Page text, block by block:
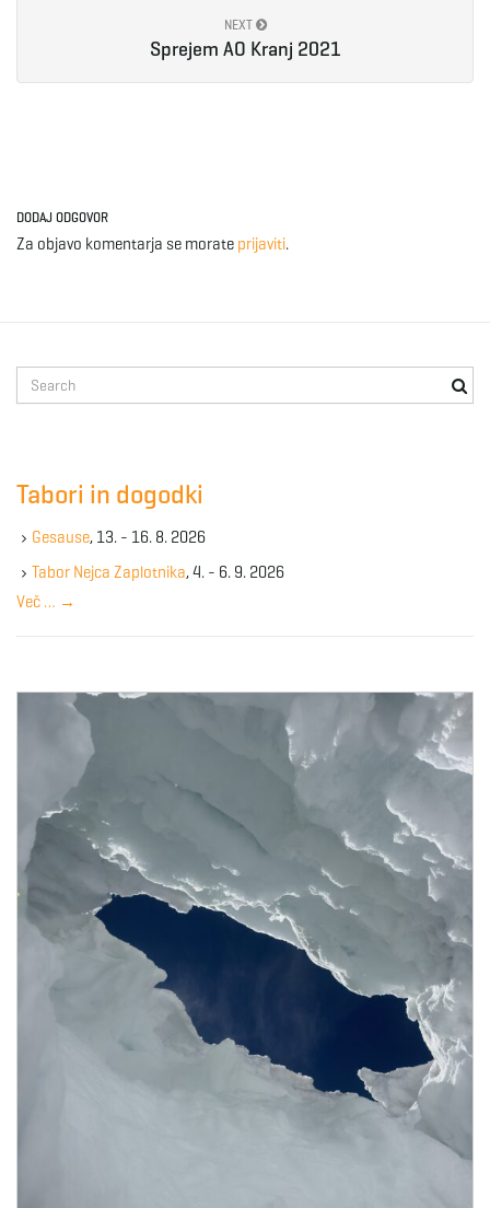
NEXT
Sprejem AO Kranj 2021
DODAJ ODGOVOR
Za objavo komentarja se morate prijaviti.
e
e
y
w
r
Tabori in dogodki
Gesause, 13. - 16. 8. 2026
Tabor Nejca Zaplotnika, 4. - 6. 9. 2026
Več … →